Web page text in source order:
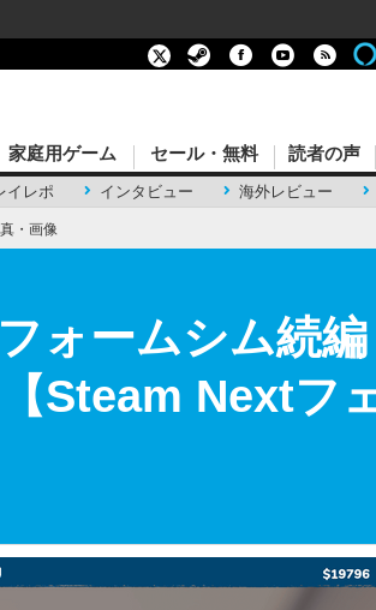
イレポ インタビュー 海外レビュー
家庭用ゲーム セール・無料 読者の声
・画像
ォームシム続
Steam Nextフ